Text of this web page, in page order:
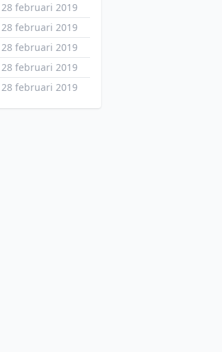
28 februari 2019
28 februari 2019
28 februari 2019
28 februari 2019
28 februari 2019